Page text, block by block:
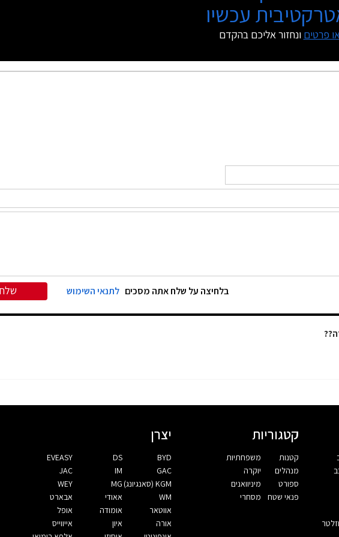
עכשיו
פרטים ונחזור אליכם בהקדם
בלחיצה על שלח אתה מסכים לתנאי השימוש
קטגוריות
קטנות
מנהלים
ספורט
פנאי שטח
משפחתיות
יוקרה
מיניוואנים
מסחרי
יצרן
BYD
DS
EVEASY
GAC
IM
JAC
KGM (סאנגיונג)
MG
WEY
WM
אאודי
אבארט
אווטאר
אומודה
אופל
אורה
איון
אייווייס